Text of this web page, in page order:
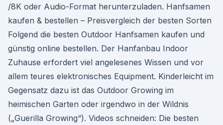
/8K oder Audio-Format herunterzuladen. Hanfsamen
kaufen & bestellen – Preisvergleich der besten Sorten
Folgend die besten Outdoor Hanfsamen kaufen und
günstig online bestellen. Der Hanfanbau Indoor
Zuhause erfordert viel angelesenes Wissen und vor
allem teures elektronisches Equipment. Kinderleicht im
Gegensatz dazu ist das Outdoor Growing im
heimischen Garten oder irgendwo in der Wildnis
(„Guerilla Growing“). Videos schneiden: Die besten